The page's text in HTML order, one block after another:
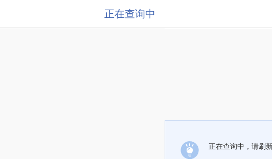
正在查询中
正在查询中，请刷